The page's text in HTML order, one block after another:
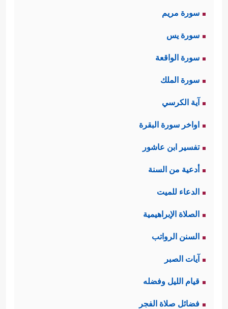
سورة مريم
سورة يس
سورة الواقعة
سورة الملك
آية الكرسي
اواخر سورة البقرة
تفسير ابن عاشور
أدعية من السنة
الدعاء للميت
الصلاة الإبراهيمية
السنن الرواتب
آيات الصبر
قيام الليل وفضله
فضائل صلاة الفجر